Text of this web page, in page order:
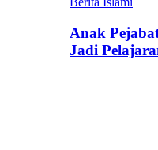
Anak
Jadi